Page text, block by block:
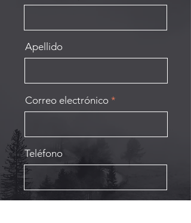
Apellido
Correo electrónico
Teléfono